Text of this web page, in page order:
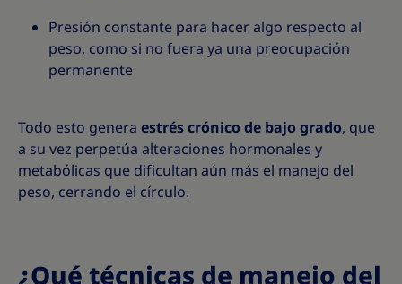
Presión constante para hacer algo respecto al
peso, como si no fuera ya una preocupación
permanente
Todo esto genera estrés crónico de bajo grado, que
a su vez perpetúa alteraciones hormonales y
metabólicas que dificultan aún más el manejo del
peso, cerrando el círculo.
¿Qué técnicas de manejo del